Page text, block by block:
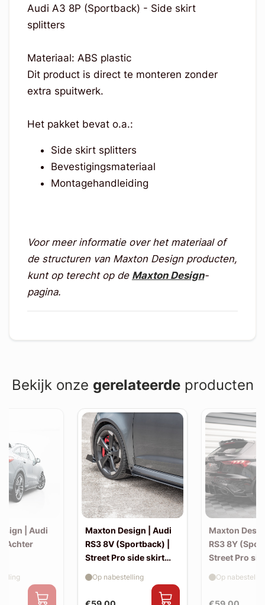
Audi A3 8P (Sportback) - Side skirt
splitters
Materiaal: ABS plastic
Dit product is direct te monteren zonder
extra spuitwerk.
Het pakket bevat o.a.:
Side skirt splitters
Bevestigingsmateriaal
Montagehandleiding
Voor meer informatie over het materiaal of
de structuren van Maxton Design producten,
kunt op terecht op de Maxton Design-
pagina.
Bekijk onze gerelateerdeproducten
| Audi
| Achter
Maxton Design | Audi
RS3 8V (Sportback) |
Street Pro side skirt
Op nabestelling
Maxton
RS3 8Y
Street Pro
Op